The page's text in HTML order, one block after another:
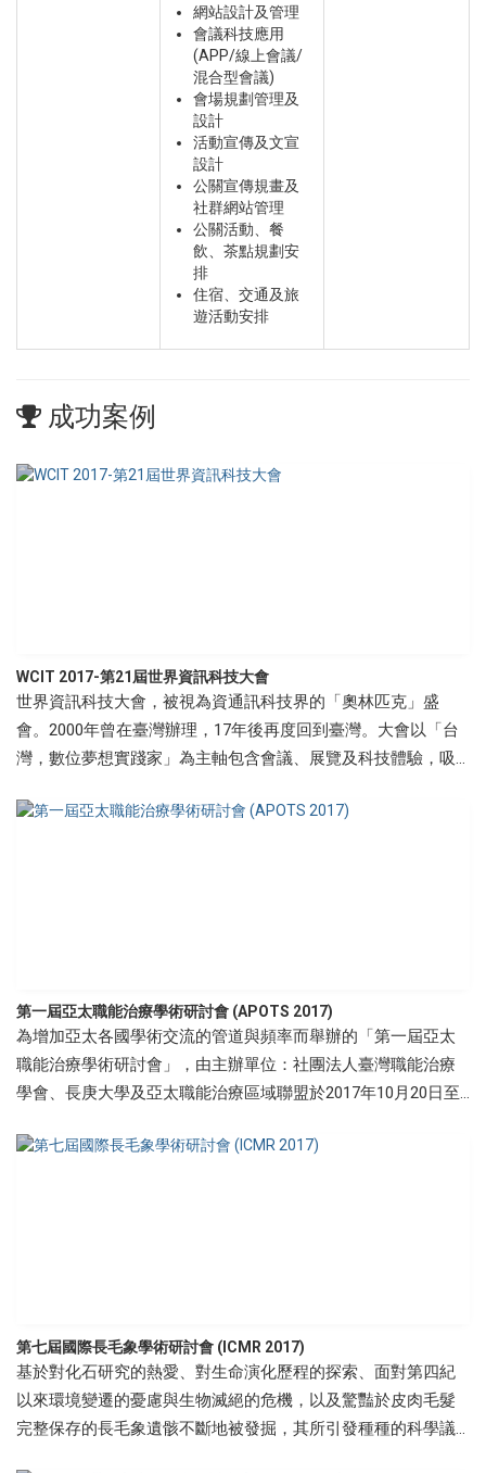
網站設計及管理
會議科技應用
(APP/線上會議/
混合型會議)
會場規劃管理及
設計
活動宣傳及文宣
設計
公關宣傳規畫及
社群網站管理
公關活動、餐
飲、茶點規劃安
排
住宿、交通及旅
遊活動安排
成功案例
WCIT 2017-第21屆世界資訊科技大會
世界資訊科技大會，被視為資通訊科技界的「奧林匹克」盛
會。2000年曾在臺灣辦理，17年後再度回到臺灣。大會以「台
灣，數位夢想實踐家」為主軸包含會議、展覽及科技體驗，吸
第一屆亞太職能治療學術研討會 (APOTS 2017)
為增加亞太各國學術交流的管道與頻率而舉辦的「第一屆亞太
職能治療學術研討會」，由主辦單位：社團法人臺灣職能治療
學會、長庚大學及亞太職能治療區域聯盟於2017年10月20日至
第七屆國際長毛象學術研討會 (ICMR 2017)
基於對化石研究的熱愛、對生命演化歷程的探索、面對第四紀
以來環境變遷的憂慮與生物滅絕的危機，以及驚豔於皮肉毛髮
完整保存的長毛象遺骸不斷地被發掘，其所引發種種的科學議